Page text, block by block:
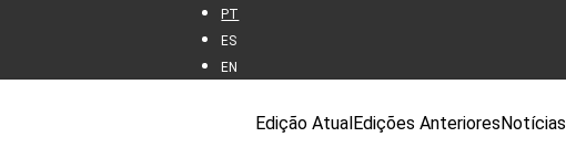
PT
ES
EN
Edição AtualEdições AnterioresNotícias